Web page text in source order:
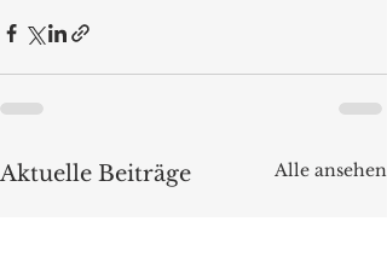
Aktuelle Beiträge Alle ansehen